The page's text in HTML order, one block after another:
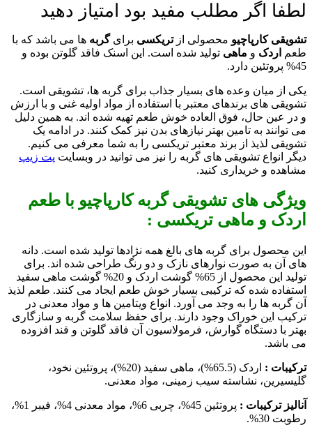
لطفا اگر مطلب مفید بود امتیاز دهید
تشویقی کارپاچیو محصولی ازتریکسی برایگربه ها می باشد که با
طعم اردک و ماهی تولید شده است. این اسنک فاقد گلوتن بوده و
45% پروتئین دارد.
یکی از میان وعده های بسیار جذاب برای گربه ها، تشویقی است.
تشویقی های برندهای معتبر با استفاده از مواد اولیه غنی و با ارزش
و در عین حال، فوق العاده خوش طعم تهیه شده اند. به همین دلیل
می توانند به تامین بهتر نیازهای بدن نیز کمک کنند. در ادامه یک
تشویقی لذیذ از برند معتبر تریکسی را به شما معرفی می کنیم.
دیگر انواع تشویقی های گربه را نیز می توانید در وبسایت پت زیپ
مشاهده و خریداری کنید.
ویژگی های تشویقی گربه کارپاچیو با طعم
اردک و ماهی تریکسی :
این محصول برای گربه های بالغ همه نژادها تولید شده است. دانه
های آن به صورت نوارهای نازک و دو رنگ طراحی شده اند. برای
تولید این محصول از 65% گوشت اردک و 20% گوشت ماهی سفید
استفاده شده که ترکیبی بسیار خوش طعم ایجاد می کنند. طعم لذیذ
آن گربه ها را به وجد می آورد. انواع ویتامین ها و مواد معدنی در
ترکیب این خوراک وجود دارند. برای حفظ سلامت گربه و سازگاری
بهتر با دستگاه گوارش، فرمولاسیون آن فاقد گلوتن و قند افزوده
می باشد.
ترکیبات :
اردک (65.5%)، ماهی سفید (20%)، پروتئین نخود،
گلیسیرین، نشاسته سیب زمینی، مواد معدنی.
آنالیز ترکیبات :
پروتئین 45%، چربی 6%، مواد معدنی 4%، فیبر 1%،
رطوبت 30%.